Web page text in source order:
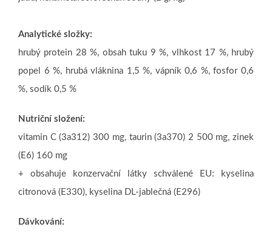
Analytické složky:
hrubý protein 28 %, obsah tuku 9 %, vlhkost 17 %, hrubý
popel 6 %, hrubá vláknina 1,5 %, vápník 0,6 %, fosfor 0,6
%, sodík 0,5 %
Nutriční složení:
vitamin C (3a312) 300 mg, taurin (3a370) 2 500 mg, zinek
(E6) 160 mg
+ obsahuje konzervační látky schválené EU: kyselina
citronová (E330), kyselina DL-jablečná (E296)
Dávkování: